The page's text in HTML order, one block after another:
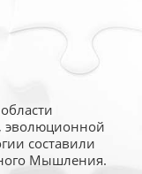
эволюционной
составили
Мышления.